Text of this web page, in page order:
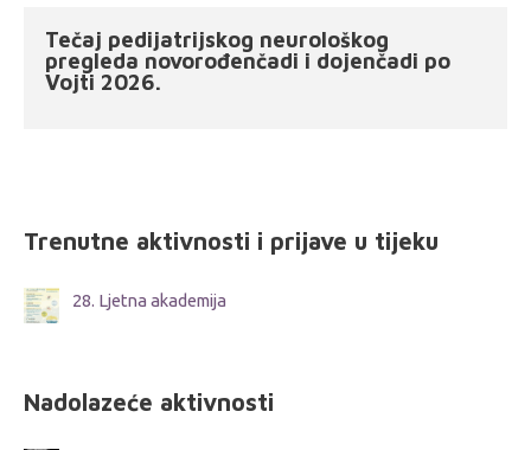
Tečaj pedijatrijskog neurološkog
pregleda novorođenčadi i dojenčadi po
Vojti 2026.
Trenutne aktivnosti i prijave u tijeku
28. Ljetna akademija
Nadolazeće aktivnosti